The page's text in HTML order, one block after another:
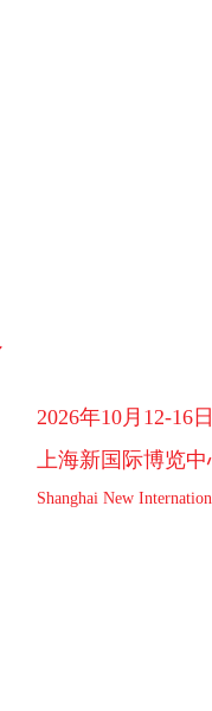
2026年10月12-16
上海新国际博览
Shanghai New